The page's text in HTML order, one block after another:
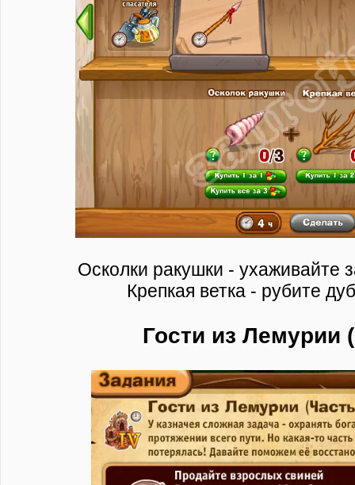
Осколки ракушки - ухаживайте
Крепкая ветка - рубите
Гости из Лемурии